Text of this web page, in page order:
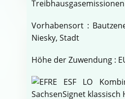
Treibhausgasemissionen
Vorhabensort :
Niesky, Stadt
Höhe der Zuwendung :